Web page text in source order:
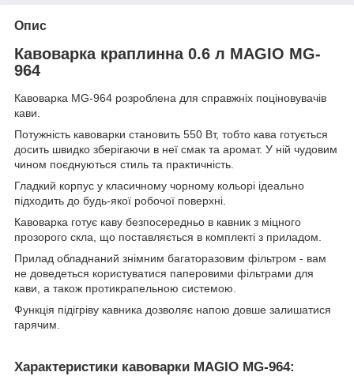
Опис
Кавоварка краплинна 0.6 л MAGIO MG-
964
Кавоварка MG-964 розроблена для справжніх поціновувачів
кави.
Потужність кавоварки становить 550 Вт, тобто кава готується
досить швидко зберігаючи в неї смак та аромат. У ній чудовим
чином поєднуються стиль та практичність.
Гладкий корпус у класичному чорному кольорі ідеально
підходить до будь-якої робочої поверхні.
Кавоварка готує каву безпосередньо в кавник з міцного
прозорого скла, що поставляється в комплекті з приладом.
Прилад обладнаний знімним багаторазовим фільтром - вам
не доведеться користуватися паперовими фільтрами для
кави, а також протикрапельною системою.
Функція підігріву кавника дозволяє напою довше залишатися
гарячим.
Характеристики кавоварки MAGIO MG-964: